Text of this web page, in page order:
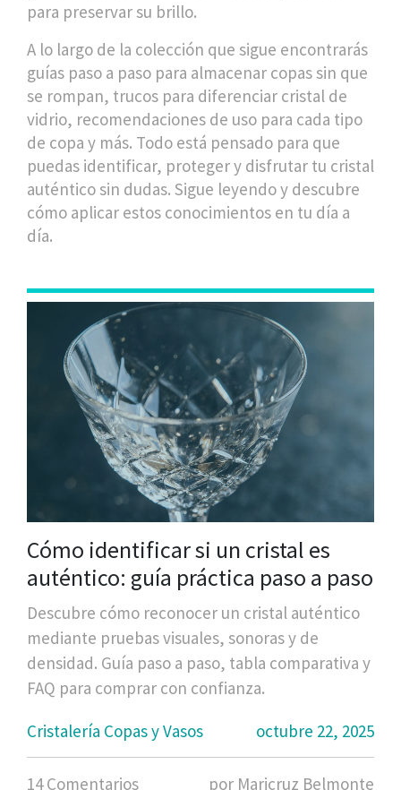
para preservar su brillo.
A lo largo de la colección que sigue encontrarás
guías paso a paso para almacenar copas sin que
se rompan, trucos para diferenciar cristal de
vidrio, recomendaciones de uso para cada tipo
de copa y más. Todo está pensado para que
puedas identificar, proteger y disfrutar tu cristal
auténtico sin dudas. Sigue leyendo y descubre
cómo aplicar estos conocimientos en tu día a
día.
Cómo identificar si un cristal es
auténtico: guía práctica paso a paso
Descubre cómo reconocer un cristal auténtico
mediante pruebas visuales, sonoras y de
densidad. Guía paso a paso, tabla comparativa y
FAQ para comprar con confianza.
Cristalería Copas y Vasos
octubre 22, 2025
14 Comentarios por Maricruz Belmonte